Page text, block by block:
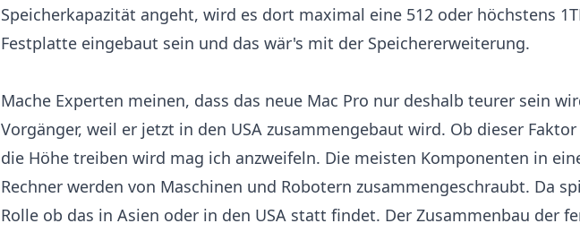
Speicherkapazität angeht, wird es dort maximal eine 512 oder höchstens
Festplatte eingebaut sein und das wär's mit der Speichererweiterung.
Mache Experten meinen, dass das neue Mac Pro nur deshalb teurer sein
Vorgänger, weil er jetzt in den USA zusammengebaut wird. Ob dieser
die Höhe treiben wird mag ich anzweifeln. Die meisten Komponenten in
Rechner werden von Maschinen und Robotern zusammengeschraubt. Da
Rolle ob das in Asien oder in den USA statt findet. Der Zusammenbau der